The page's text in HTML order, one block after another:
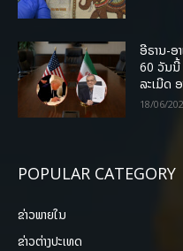
ອີຣານ-ອ
60 ວັນນີ້
ລະເມີດ
18/06/
POPULAR CATEGORY
ຂ່າວພາຍ​ໃນ
ຂ່າວຕ່າງປະເທດ